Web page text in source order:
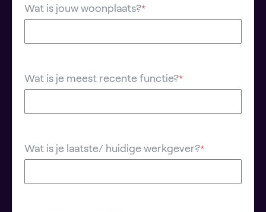
Wat is jouw woonplaats?*
Wat is je meest recente functie?*
Wat is je laatste/ huidige werkgever?*